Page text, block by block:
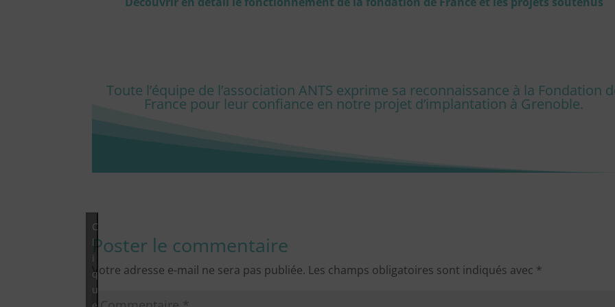
Toute l’équipe de l’association ANTS exprime sa reconnaissance à la Fondation
France pour leur confiance en notre projet d’implantation à Grenoble.
Poster le commentaire
Votre adresse e-mail ne sera pas publiée. Les champs obligatoires sont indiqués avec *
C
l
i
q
u